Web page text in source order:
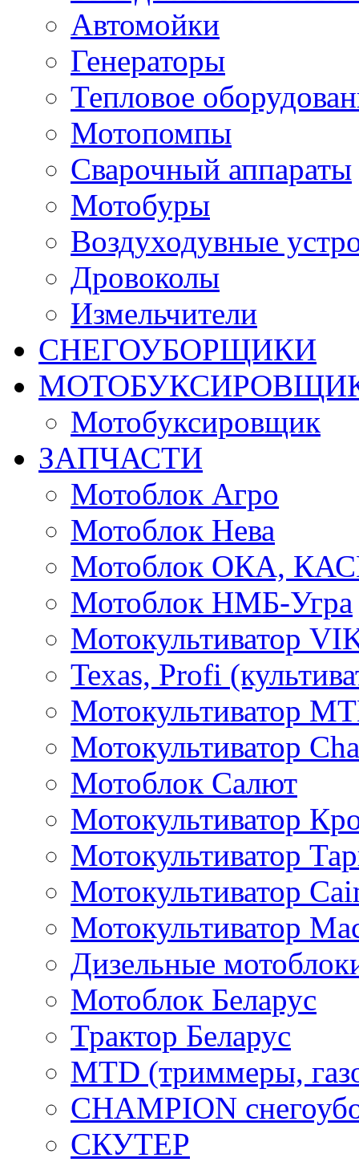
Автомойки
Генераторы
Тепловое
Мотопомпы
Сварочный аппараты
Мотобуры
Воздуходувные
Дровоколы
Измельчители
СНЕГОУБОРЩИКИ
Мотобуксировщик
ЗАПЧАСТИ
Мотоблок Агро
Мотоблок Нева
Мотоблок ОКА,
Мотоблок НМБ-Угра
Мотокультиватор
Texas, Profi
Мотокультиватор
Мотокультиватор
Мотоблок Салют
Мотокультиватор
Мотокультиватор
Мотокультиватор
Мотокультиватор
Дизельные
Мотоблок Беларус
Трактор Беларус
MTD (триммеры,
CHAMPION
СКУТЕР